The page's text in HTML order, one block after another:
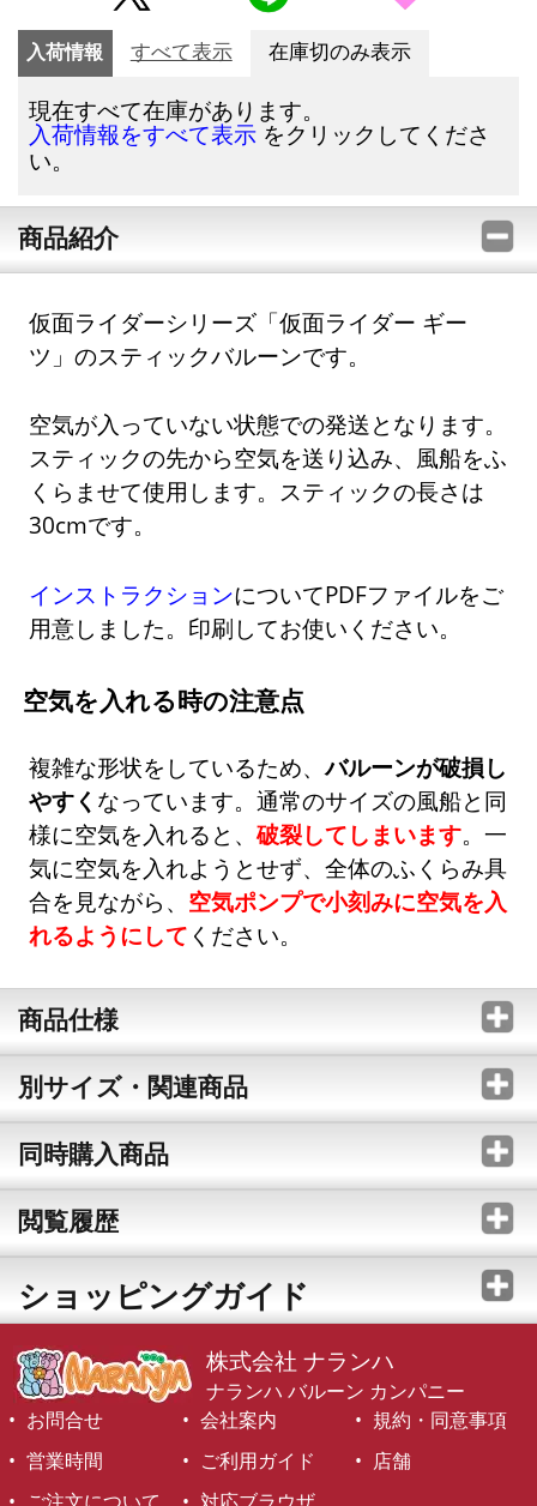
入荷情報 すべて表示 在庫切のみ表示
現在すべて在庫があります。
入荷情報をすべて表示 をクリックしてくださ
い。
商品紹介
仮面ライダーシリーズ「仮面ライダー ギー
ツ」のスティックバルーンです。
空気が入っていない状態での発送となります。
スティックの先から空気を送り込み、風船をふ
くらませて使用します。スティックの長さは
30cmです。
インストラクションについてPDFファイルをご
用意しました。印刷してお使いください。
空気を入れる時の注意点
複雑な形状をしているため、バルーンが破損し
やすく なっています。通常のサイズの風船と同
様に空気を入れると、破裂してしまいます。一
気に空気を入れようとせず、全体のふくらみ具
合を見ながら、 空気ポンプで小刻みに空気を入
れるようにして ください。
商品仕様
別サイズ・関連商品
同時購入商品
閲覧履歴
ショッピングガイド
株式会社 ナランハ
ナランハ バルーン カンパニー
お問合せ
会社案内
規約・同意事項
営業時間
ご利用ガイド
店舗